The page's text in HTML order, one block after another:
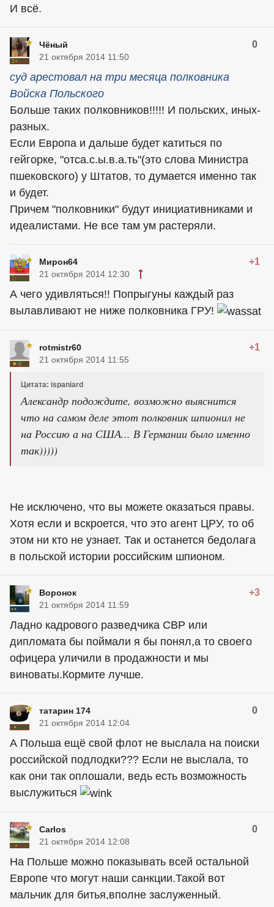
И всё.
Чёный 0
21 октября 2014 11:50
суд арестовал на три месяца полковника
Войска Польского
Больше таких полковников!!!!! И польских, иных-
разных.
Если Европа и дальше будет катиться по
гейгорке, "отса.с.ы.в.а.ть"(это слова Министра
пшековского) у Штатов, то думается именно так
и будет.
Причем "полковники" будут инициативниками и
идеалистами. Не все там ум растеряли.
Мирон64 +1
21 октября 2014 12:30
А чего удивляться!! Попрыгуны каждый раз
вылавливают не ниже полковника ГРУ!
rotmistr60 +1
21 октября 2014 11:55
Цитата: ispaniard
Александр подождите, возможно выяснится
что на самом деле этот полковник шпионил не
на Россию а на США... В Германии было именно
так)))))
Не исключено, что вы можете оказаться правы.
Хотя если и вскроется, что это агент ЦРУ, то об
этом ни кто не узнает. Так и останется бедолага
в польской истории российским шпионом.
Воронок +3
21 октября 2014 11:59
Ладно кадрового разведчика СВР или
дипломата бы поймали я бы понял,а то своего
офицера уличили в продажности и мы
виноваты.Кормите лучше.
татарин 174 0
21 октября 2014 12:04
А Польша ещё свой флот не выслала на поиски
российской подлодки??? Если не выслала, то
как они так оплошали, ведь есть возможность
выслужиться
Carlos 0
21 октября 2014 12:08
На Польше можно показывать всей остальной
Европе что могут наши санкции.Такой вот
мальчик для битья,вполне заслуженный.